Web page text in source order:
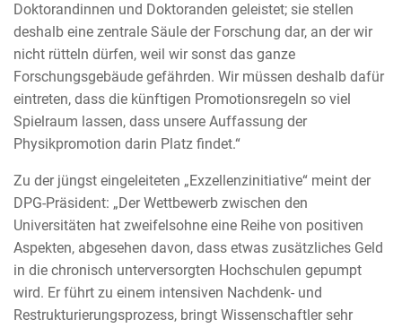
Doktorandinnen und Doktoranden geleistet; sie stellen
deshalb eine zentrale Säule der Forschung dar, an der wir
nicht rütteln dürfen, weil wir sonst das ganze
Forschungsgebäude gefährden. Wir müssen deshalb dafür
eintreten, dass die künftigen Promotionsregeln so viel
Spielraum lassen, dass unsere Auffassung der
Physikpromotion darin Platz findet.“
Zu der jüngst eingeleiteten „Exzellenzinitiative“ meint der
DPG-Präsident: „Der Wettbewerb zwischen den
Universitäten hat zweifelsohne eine Reihe von positiven
Aspekten, abgesehen davon, dass etwas zusätzliches Geld
in die chronisch unterversorgten Hochschulen gepumpt
wird. Er führt zu einem intensiven Nachdenk- und
Restrukturierungsprozess, bringt Wissenschaftler sehr